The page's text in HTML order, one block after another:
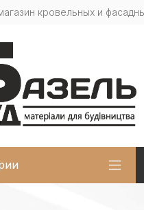
кровельных и